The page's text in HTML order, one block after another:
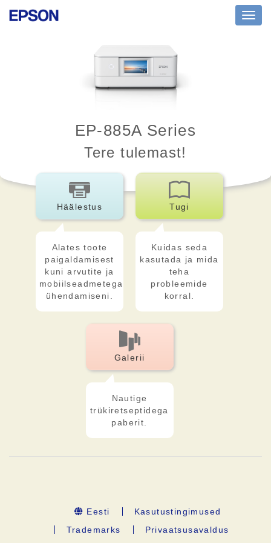
EP-885A Series
Tere tulemast!
Häälestus
Alates toote
paigaldamisest
kuni arvutite ja
mobiilseadmetega
ühendamiseni.
Tugi
Kuidas seda
kasutada ja mida
teha
probleemide
korral.
Galerii
Nautige
trükiretseptidega
paberit.
Eesti
Kasutustingimused
Trademarks
Privaatsusavaldus